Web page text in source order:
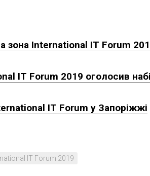
зона International IT Forum
IT Forum 2019 оголосив
IT Forum у Запоріжжі
IT Forum 2019